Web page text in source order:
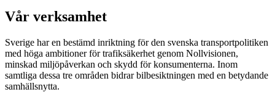
Vår verksamhet
Sverige har en bestämd inriktning för den svenska transportpolitiken
med höga ambitioner för trafiksäkerhet genom Nollvisionen,
minskad miljöpåverkan och skydd för konsumenterna. Inom
samtliga dessa tre områden bidrar bilbesiktningen med en betydande
samhällsnytta.